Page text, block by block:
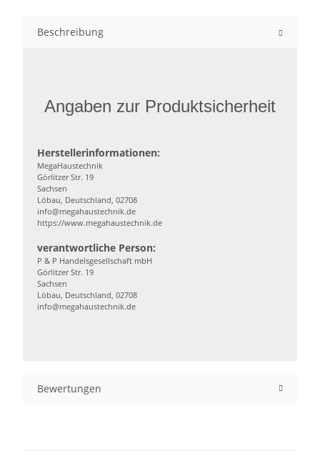
Beschreibung
Angaben zur Produktsicherheit
Herstellerinformationen:
MegaHaustechnik
Görlitzer Str. 19
Sachsen
Löbau, Deutschland, 02708
info@megahaustechnik.de
https://www.megahaustechnik.de
verantwortliche Person:
P & P Handelsgesellschaft mbH
Görlitzer Str. 19
Sachsen
Löbau, Deutschland, 02708
info@megahaustechnik.de
Bewertungen